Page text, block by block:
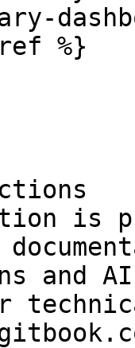
%}
is
and